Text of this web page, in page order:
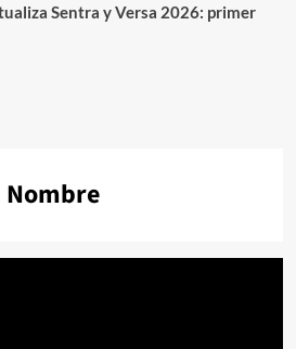
Sentra y Versa 2026: primer
Nombre